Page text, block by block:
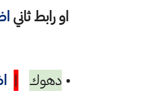
او رابط ثاني
•دهوك |